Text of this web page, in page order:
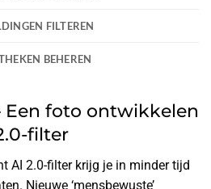
FILTEREN
BEHEREN
Een foto ontwikkelen
filter
AI 2.0-filter krijg je in minder tijd
Nieuwe ‘mensbewuste’